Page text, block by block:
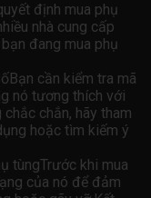
định mua phụ
nhà cung cấp
đang mua phụ
cần kiểm tra mã
nó tương thích với
chắn, hãy tham
hoặc tìm kiếm ý
tùngTrước khi mua
của nó để đảm